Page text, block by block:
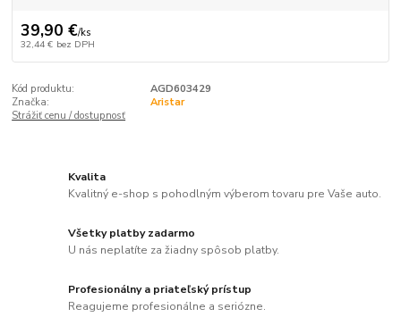
39,90 €/ks
32,44 € bez DPH
Kód produktu:
AGD603429
Značka:
Aristar
Strážiť cenu / dostupnosť
Kvalita
Kvalitný e-shop s pohodlným výberom tovaru pre Vaše auto.
Všetky platby zadarmo
U nás neplatíte za žiadny spôsob platby.
Profesionálny a priateľský prístup
Reagujeme profesionálne a seriózne.